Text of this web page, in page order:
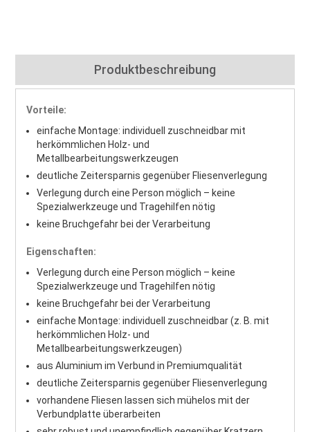
Produktbeschreibung
Vorteile:
einfache Montage: individuell zuschneidbar mit
herkömmlichen Holz- und
Metallbearbeitungswerkzeugen
deutliche Zeitersparnis gegenüber Fliesenverlegung
Verlegung durch eine Person möglich – keine
Spezialwerkzeuge und Tragehilfen nötig
keine Bruchgefahr bei der Verarbeitung
Eigenschaften:
Verlegung durch eine Person möglich – keine
Spezialwerkzeuge und Tragehilfen nötig
keine Bruchgefahr bei der Verarbeitung
einfache Montage: individuell zuschneidbar (z. B. mit
herkömmlichen Holz- und
Metallbearbeitungswerkzeugen)
aus Aluminium im Verbund in Premiumqualität
deutliche Zeitersparnis gegenüber Fliesenverlegung
vorhandene Fliesen lassen sich mühelos mit der
Verbundplatte überarbeiten